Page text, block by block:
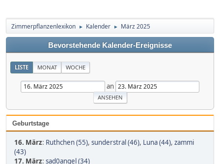
Zimmerpflanzenlexikon ► Kalender ► März 2025
Bevorstehende Kalender-Ereignisse
LISTE MONAT WOCHE
an
Geburtstage
16. März: Ruthchen (55), sunderstral (46), Luna (44), zammi
(43)
17. März: sad0angel (34)